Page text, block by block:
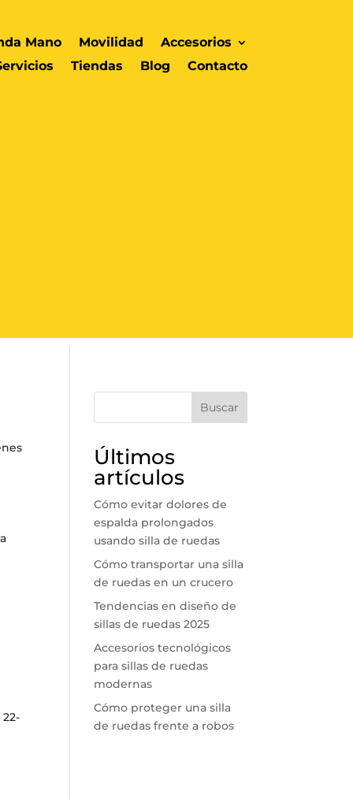
Mano Movilidad
Accesorios
Tiendas Blog Contacto
Buscar
Últimos
artículos
Cómo evitar dolores de
espalda prolongados
usando silla de ruedas
Cómo transportar una silla
de ruedas en un crucero
Tendencias en diseño de
sillas de ruedas 2025
Accesorios tecnológicos
para sillas de ruedas
modernas
Cómo proteger una silla
de ruedas frente a robos